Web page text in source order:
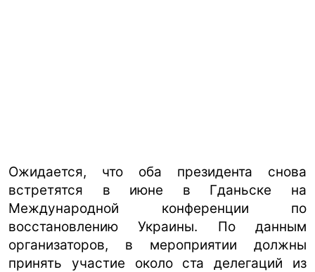
Ожидается, что оба президента снова
встретятся в июне в Гданьске на
Международной конференции по
восстановлению Украины. По данным
организаторов, в мероприятии должны
принять участие около ста делегаций из